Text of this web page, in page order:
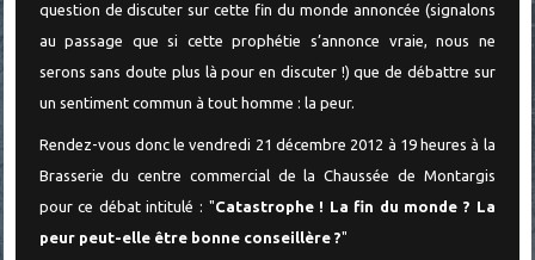
question de discuter sur cette fin du monde annoncée (signalons
au passage que si cette prophétie s’annonce vraie, nous ne
serons sans doute plus là pour en discuter !) que de débattre sur
un sentiment commun à tout homme : la peur.
Rendez-vous donc le vendredi 21 décembre 2012 à 19 heures à la
Brasserie du centre commercial de la Chaussée de Montargis
pour ce débat intitulé : "Catastrophe ! La fin du monde ? La
peur peut-elle être bonne conseillère ?"